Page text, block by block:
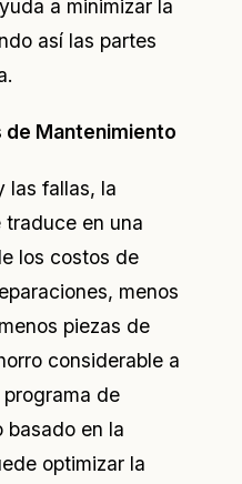
a minimizar la
así las partes
de Mantenimiento
las fallas, la
en una
los costos de
menos
piezas de
considerable a
de
basado en la
optimizar la